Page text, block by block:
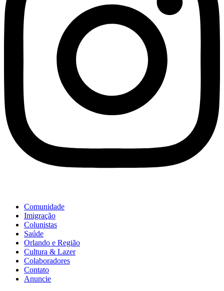
Comunidade
Imigração
Colunistas
Saúde
Orlando e Região
Cultura & Lazer
Colaboradores
Contato
Anuncie